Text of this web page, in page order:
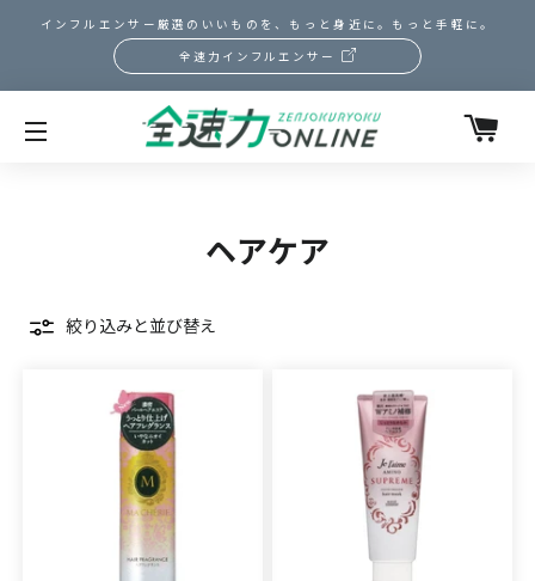
インフルエンサー厳選のいいものを、もっと身近に。もっと手軽に。
全速力インフルエンサー
ヘアケア
絞り込みと並び替え